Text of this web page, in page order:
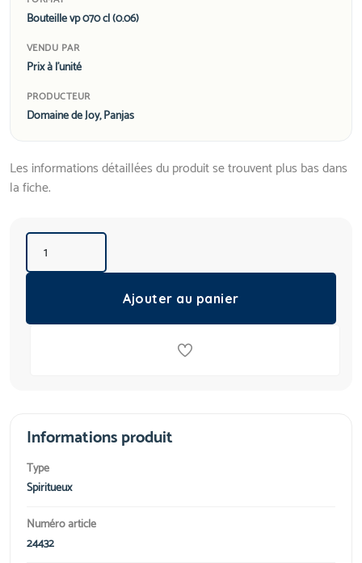
Bouteille vp 070 cl (0.06)
VENDU PAR
Prix à l'unité
PRODUCTEUR
Domaine de Joy, Panjas
Les informations détaillées du produit se trouvent plus bas dans
la fiche.
Ajouter au panier
Informations produit
Type
Spiritueux
Numéro article
24432